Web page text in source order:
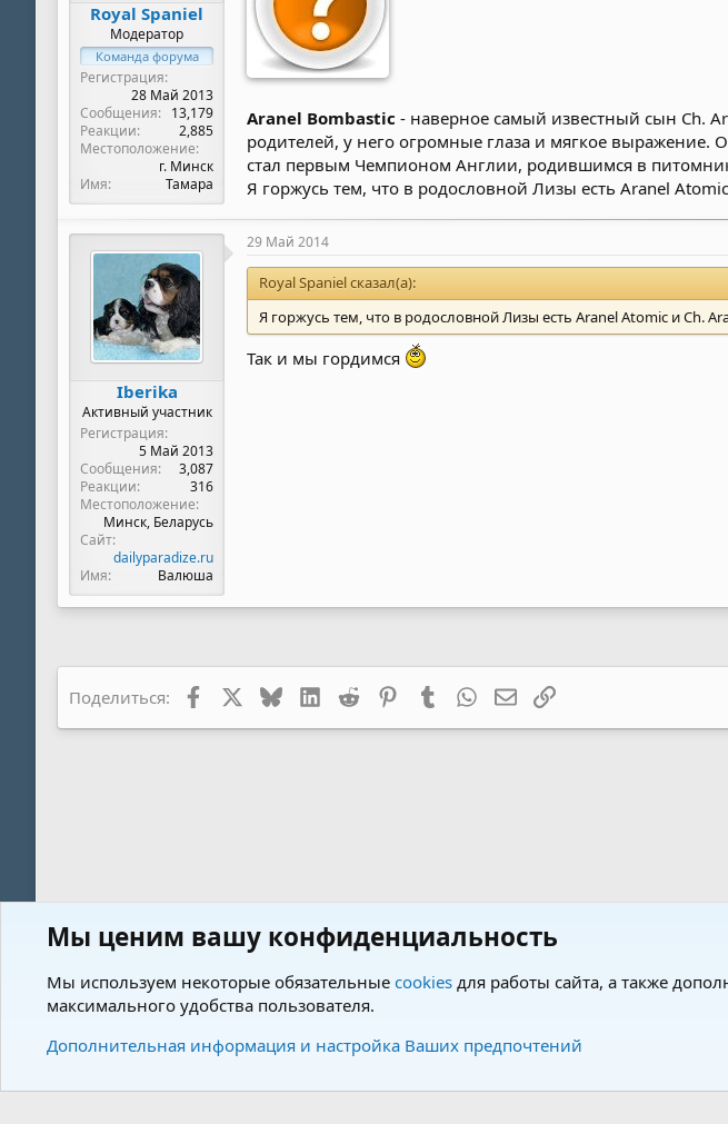
Royal Spaniel
Модератор
Команда форума
Регистрация
28 Май 2013
Сообщения
13,179
Реакции
2,885
Местоположение
г. Минск
Имя
Тамара
Aranel Bombastic - наверное самый известный сын Ch.
родителей, у него огромные глаза и мягкое выражение.
стал первым Чемпионом Англии, родившимся в
Я горжусь тем, что в родословной Лизы есть Aranel
Iberika
Активный участник
Регистрация
5 Май 2013
Сообщения
3,087
Реакции
316
Местоположение
Минск, Беларусь
Сайт
dailyparadize.ru
Имя
Валюша
29 Май 2014
Royal Spaniel сказал(а):
Я горжусь тем, что в родословной Лизы есть Aranel Atomic и Ch.
Так и мы гордимся
Поделиться: Facebook BlueskyLinkedIn
Reddit PinterestTumblrWhatsAppЭлектронная почта
Ссылка
Мы ценим вашу конфиденциальность
Мы используем некоторые обязательные cookies для работы сайта, а также
максимального удобства пользователя.
Дополнительная информация и настройка Ваших предпочтений